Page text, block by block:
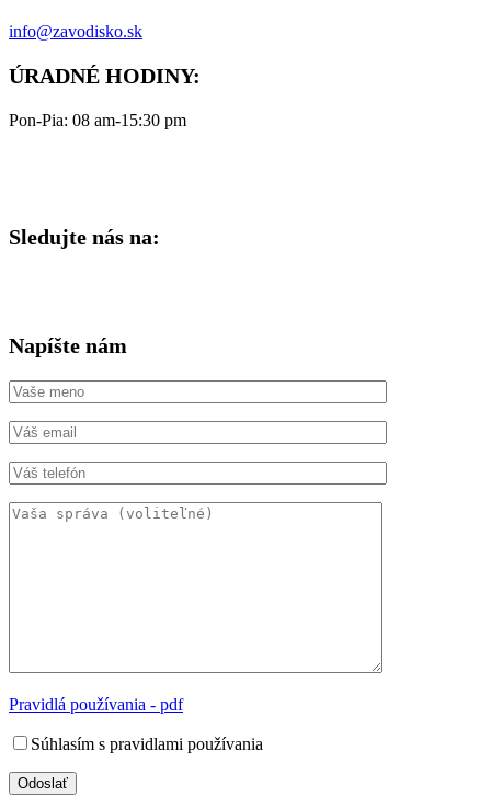
info@zavodisko.sk
ÚRADNÉ HODINY:
Pon-Pia: 08 am-15:30 pm
Sledujte nás na:
Napíšte nám
Pravidlá používania - pdf
Súhlasím s pravidlami používania